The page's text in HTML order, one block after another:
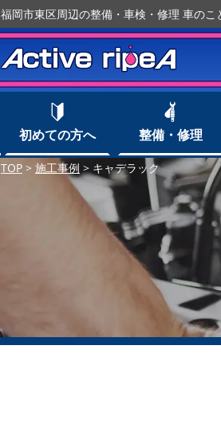
福岡市東区周辺の整備・車検・修理 車の
初めての方へ 整備・修理
TOP > 施工事例 > キャデラック